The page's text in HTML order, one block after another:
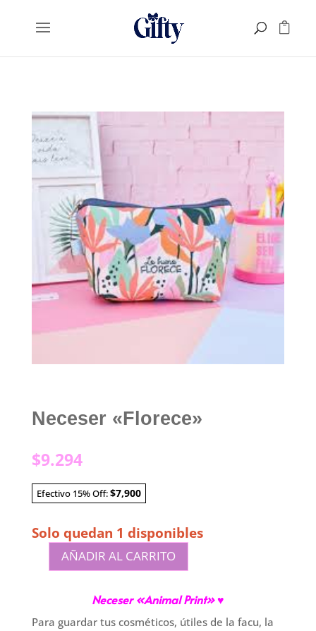
Neceser «Florece»
$9.294
Efectivo 15% Off:$7,900
Solo quedan 1 disponibles
NeceserAÑADIR AL CARRITO
Neceser «Animal Print» ♥
Para guardar tus cosméticos, útiles de la facu, la